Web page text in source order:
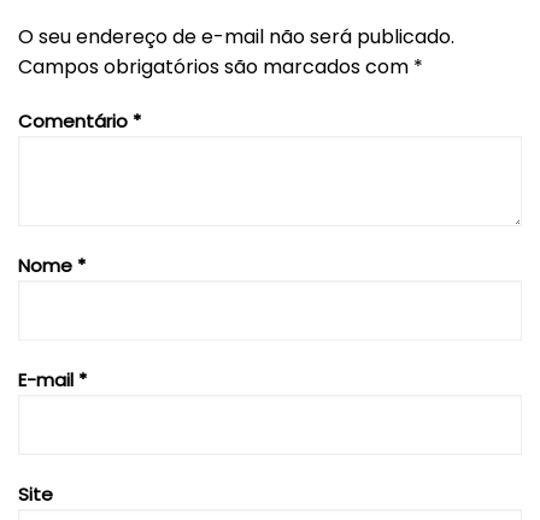
O seu endereço de e-mail não será publicado.
Campos obrigatórios são marcados com *
Comentário *
Nome *
E-mail *
Site